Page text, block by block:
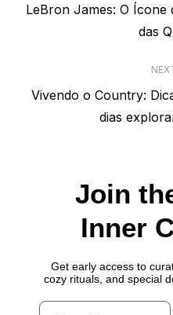
de
Previous
LeBron James: O Ícone
das
Next
Vivendo o Country:
dias
Join
Inner
Get early access to
cozy rituals, and special
Name